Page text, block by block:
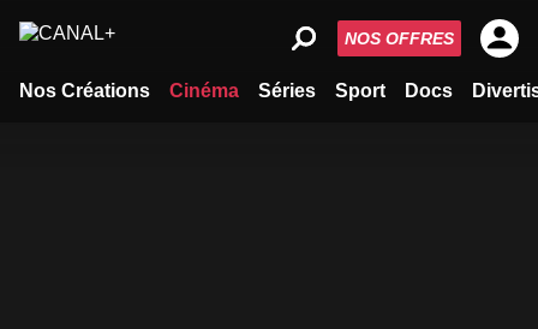
Nos Créations Cinéma Séries Sport Docs
NOS OFFRES